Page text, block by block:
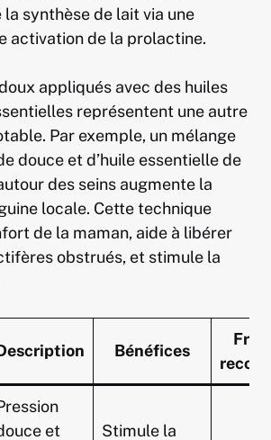
synthèse de lait via une
activation de la prolactine.
appliqués avec des huiles
représentent une autre
Par exemple, un mélange
douce et d’huile essentielle de
des seins augmente la
locale. Cette technique
de la maman, aide à libérer
obstrués, et stimule la
Bénéfices
et
Stimule la